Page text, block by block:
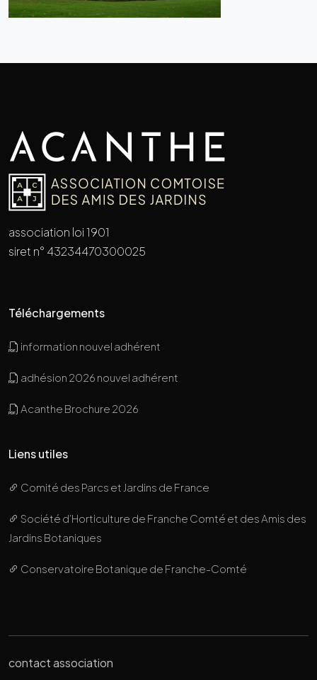
association loi 1901
siret n° 43234470300025
Téléchargements
information nouvel adhérent
adhésion 2026 nouvel adhérent
Acanthe Brochure 2026
Liens utiles
Comité des Parcs et Jardins de France
Société d’Horticulture de Franche Comté et des Amis des
Jardins Botaniques
Conservatoire Botanique de Franche-Comté
contact association